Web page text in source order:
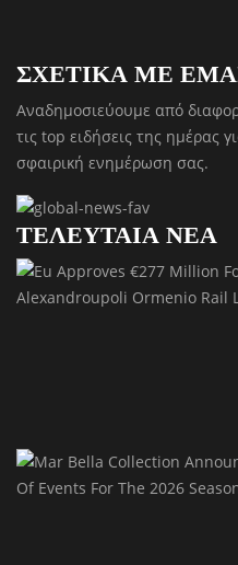
ΣΧΕΤΙΚΑ ΜΕ
Αναδημοσιεύουμε από
τις top ειδήσεις της ημέρας
σφαιρική ενημέρωση σας.
ΤΕΛΕΥΤΑΙΑ ΝΕΑ